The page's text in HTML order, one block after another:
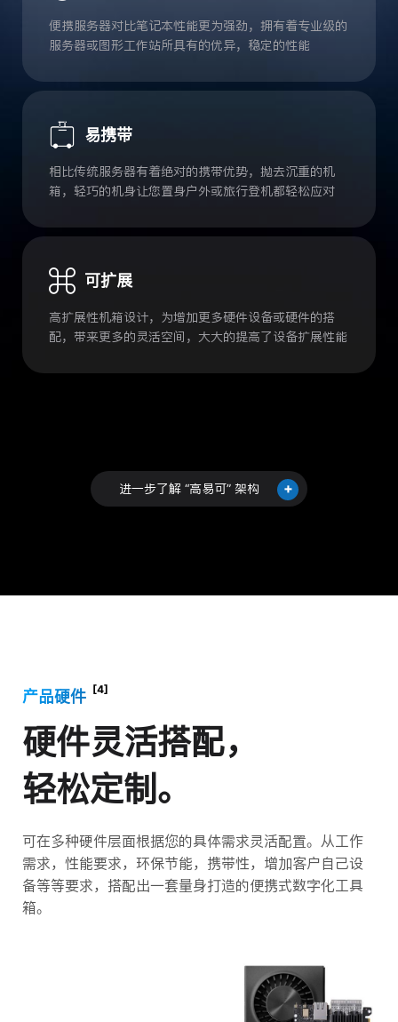
便携服务器对比笔记本性能更为强劲，拥有着专业级的
服务器或图形工作站所具有的优异，稳定的性能
易携带
相比传统服务器有着绝对的携带优势，抛去沉重的机
箱，轻巧的机身让您置身户外或旅行登机都轻松应对
可扩展
高扩展性机箱设计，为增加更多硬件设备或硬件的搭
配，带来更多的灵活空间，大大的提高了设备扩展性能
进一步了解 “高易可” 架构 +
产品硬件 [4]
硬件灵活搭配，
轻松定制。
可在多种硬件层面根据您的具体需求灵活配置。从工作
需求，性能要求，环保节能，携带性，增加客户自己设
备等等要求，搭配出一套量身打造的便携式数字化工具
箱。